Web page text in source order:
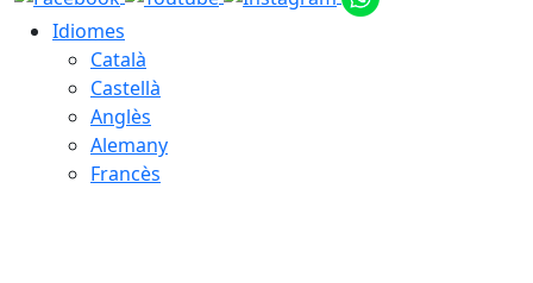
Idiomes
Català
Castellà
Anglès
Alemany
Francès